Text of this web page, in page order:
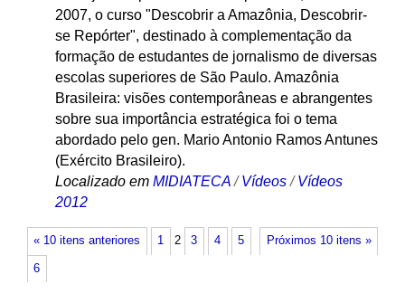
2007, o curso "Descobrir a Amazônia, Descobrir-
se Repórter", destinado à complementação da
formação de estudantes de jornalismo de diversas
escolas superiores de São Paulo. Amazônia
Brasileira: visões contemporâneas e abrangentes
sobre sua importância estratégica foi o tema
abordado pelo gen. Mario Antonio Ramos Antunes
(Exército Brasileiro).
Localizado em MIDIATECA /Vídeos /Vídeos
2012
« 10 itens anteriores Próximos 10 itens »
1 2 3 4 5
6